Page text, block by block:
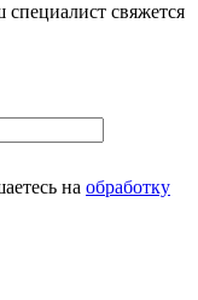
свяжется
на обработку